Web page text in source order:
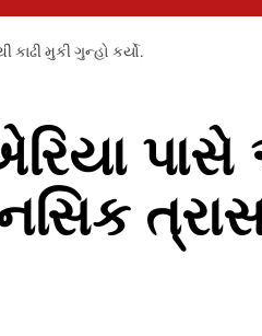
મુકી ગુન્હો કર્યો.